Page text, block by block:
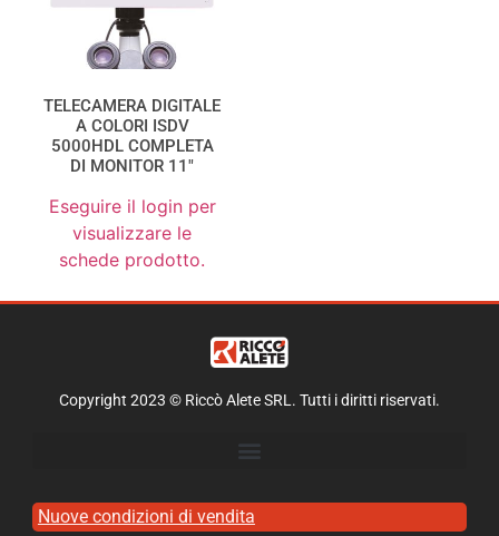
TELECAMERA DIGITALE
A COLORI ISDV
5000HDL COMPLETA
DI MONITOR 11″
Eseguire il login per
visualizzare le
schede prodotto.
Copyright 2023 © Riccò Alete SRL. Tutti i diritti riservati.
Nuove condizioni di vendita